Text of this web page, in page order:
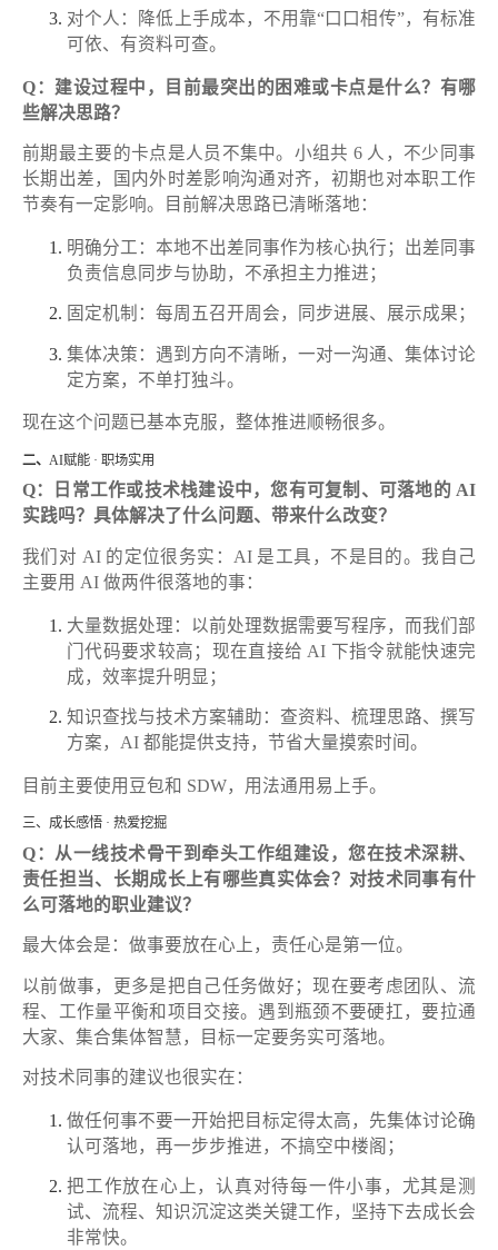
对个人：降低上手成本，不用靠“口口相传”，有标准
可依、有资料可查。
Q：建设过程中，目前最突出的困难或卡点是什么？有哪
些解决思路？
前期最主要的卡点是人员不集中。小组共 6 人，不少同事
长期出差，国内外时差影响沟通对齐，初期也对本职工作
节奏有一定影响。目前解决思路已清晰落地：
明确分工：本地不出差同事作为核心执行；出差同事
负责信息同步与协助，不承担主力推进；
固定机制：每周五召开周会，同步进展、展示成果；
集体决策：遇到方向不清晰，一对一沟通、集体讨论
定方案，不单打独斗。
现在这个问题已基本克服，整体推进顺畅很多。
二、 AI赋能 · 职场实用
Q：日常工作或技术栈建设中，您有可复制、可落地的 AI
实践吗？具体解决了什么问题、带来什么改变？
我们对 AI 的定位很务实：AI 是工具，不是目的。我自己
主要用 AI 做两件很落地的事：
大量数据处理：以前处理数据需要写程序，而我们部
门代码要求较高；现在直接给 AI 下指令就能快速完
成，效率提升明显；
知识查找与技术方案辅助：查资料、梳理思路、撰写
方案，AI 都能提供支持，节省大量摸索时间。
目前主要使用豆包和 SDW，用法通用易上手。
三、成长感悟 · 热爱挖掘
Q：从一线技术骨干到牵头工作组建设，您在技术深耕、
责任担当、长期成长上有哪些真实体会？对技术同事有什
么可落地的职业建议？
最大体会是：做事要放在心上，责任心是第一位。
以前做事，更多是把自己任务做好；现在要考虑团队、流
程、工作量平衡和项目交接。遇到瓶颈不要硬扛，要拉通
大家、集合集体智慧，目标一定要务实可落地。
对技术同事的建议也很实在：
做任何事不要一开始把目标定得太高，先集体讨论确
认可落地，再一步步推进，不搞空中楼阁；
把工作放在心上，认真对待每一件小事，尤其是测
试、流程、知识沉淀这类关键工作，坚持下去成长会
非常快。